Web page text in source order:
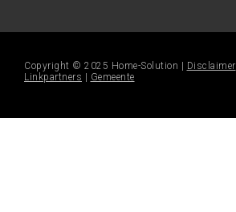
Copyright © 2025 Home-Solution | Disclaimer
Linkpartners
Gemeente